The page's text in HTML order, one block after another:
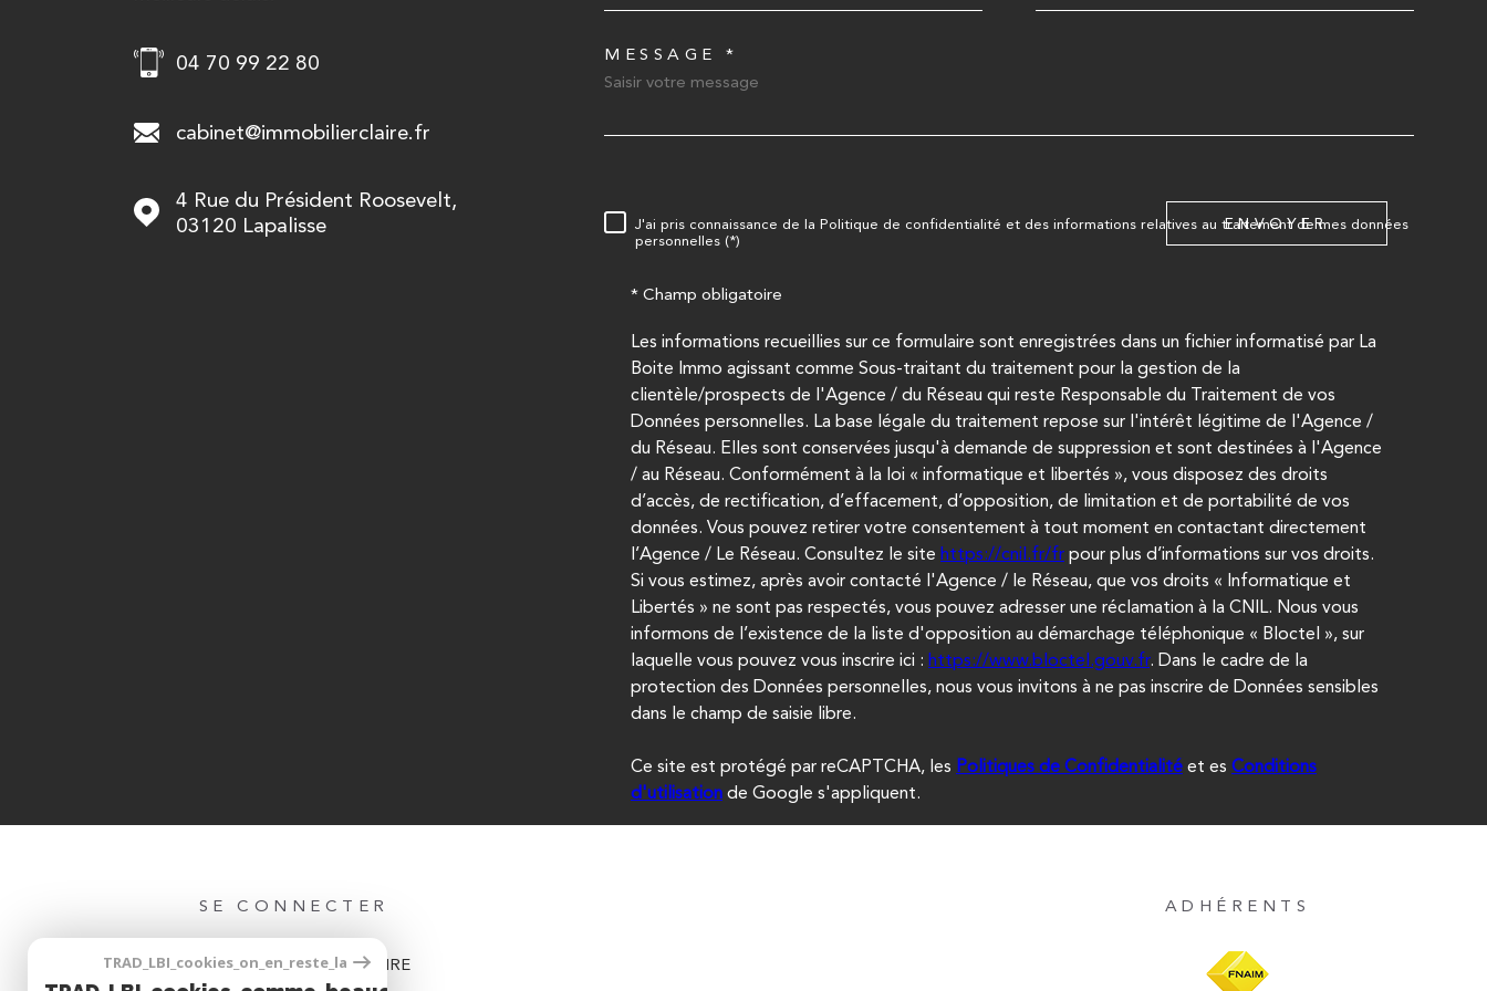
04 70 99 22 80
cabinet@immobilierclaire.fr
4 Rue du Président Roosevelt,
03120
Lapalisse
TRAD_MELTEM_VOREDEMANDE
MESSAGE *
RÈGLEMENTATION
J'ai pris connaissance de la Politique de confidentialité et des informations relatives au traitement de mes données
personnelles (*)
* Champ obligatoire
ENVOYER
Les informations recueillies sur ce formulaire sont enregistrées dans un fichier informatisé par La
Boite Immo agissant comme Sous-traitant du traitement pour la gestion de la
clientèle/prospects de l'Agence / du Réseau qui reste Responsable du Traitement de vos
Données personnelles. La base légale du traitement repose sur l'intérêt légitime de l'Agence /
du Réseau. Elles sont conservées jusqu'à demande de suppression et sont destinées à l'Agence
/ au Réseau. Conformément à la loi « informatique et libertés », vous disposez des droits
d’accès, de rectification, d’effacement, d’opposition, de limitation et de portabilité de vos
données. Vous pouvez retirer votre consentement à tout moment en contactant directement
l’Agence / Le Réseau. Consultez le site https://cnil.fr/fr pour plus d’informations sur vos droits.
Si vous estimez, après avoir contacté l'Agence / le Réseau, que vos droits « Informatique et
Libertés » ne sont pas respectés, vous pouvez adresser une réclamation à la CNIL. Nous vous
informons de l’existence de la liste d'opposition au démarchage téléphonique « Bloctel », sur
laquelle vous pouvez vous inscrire ici : https://www.bloctel.gouv.fr. Dans le cadre de la
protection des Données personnelles, nous vous invitons à ne pas inscrire de Données sensibles
dans le champ de saisie libre.
Ce site est protégé par reCAPTCHA, les Politiques de Confidentialité et es Conditions
d'utilisation de Google s'appliquent.
SE CONNECTER
ESPACE PROPRIÉTAIRE
ADHÉRENTS
TRAD_LBI_cookies_on_en_reste_la